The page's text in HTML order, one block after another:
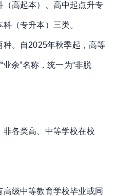
（高起本）、高中起点升专
（专升本）三类。
种。自2025年秋季起，高等
业余”名称，统一为“非脱
非各类高、中等学校在校
级中等教育学校毕业或同